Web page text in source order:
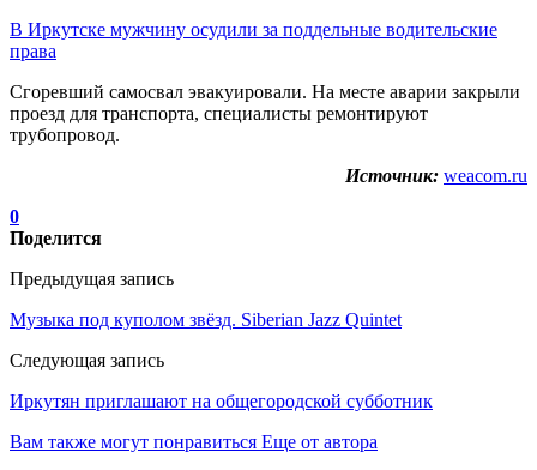
В Иркутске мужчину осудили за поддельные водительские
права
Сгоревший самосвал эвакуировали. На месте аварии закрыли
проезд для транспорта, специалисты ремонтируют
трубопровод.
Источник: weacom.ru
0
Поделится
Предыдущая запись
Музыка под куполом звёзд. Siberian Jazz Quintet
Следующая запись
Иркутян приглашают на общегородской субботник
Вам также могут понравиться Еще от автора